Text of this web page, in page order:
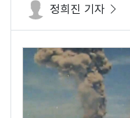
정희진 기자